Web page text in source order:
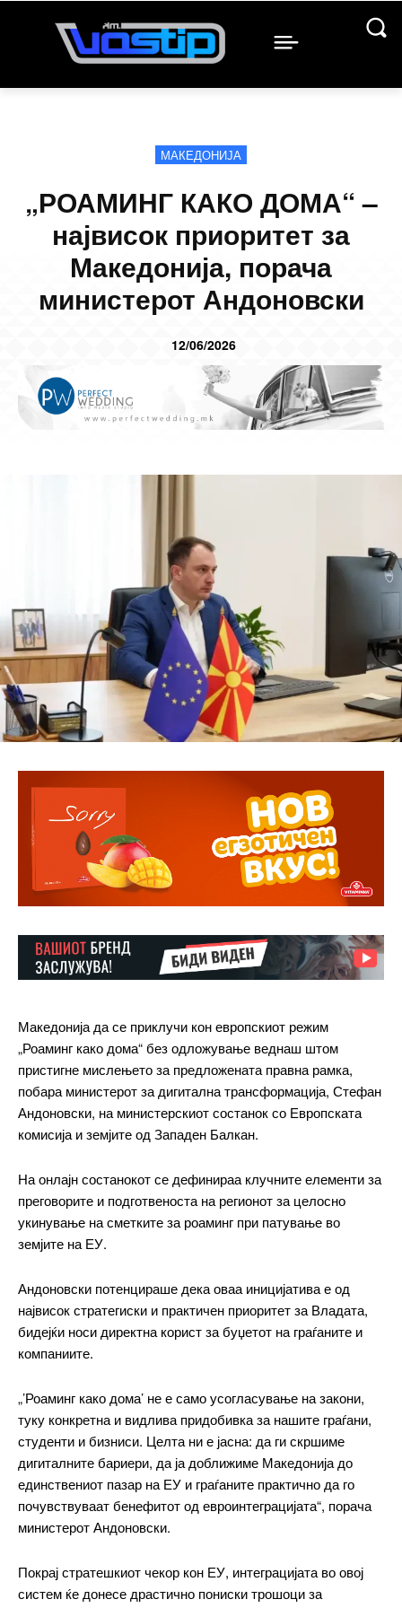
━ pricing plans
Free
бесплатно / forever
Included for free:
МАКЕДОНИЈА
„РОАМИНГ КАКО ДОМА“ –
највисок приоритет за
Македонија, порача
министерот Андоновски
12/06/2026
Македонија да се приклучи кон европскиот режим
„Роаминг како дома“ без одложување веднаш штом
пристигне мислењето за предложената правна рамка,
побара министерот за дигитална трансформација, Стефан
Андоновски, на министерскиот состанок со Европската
комисија и земјите од Западен Балкан.
На онлајн состанокот се дефинираа клучните елементи за
преговорите и подготвеноста на регионот за целосно
укинување на сметките за роаминг при патување во
земјите на ЕУ.
Андоновски потенцираше дека оваа иницијатива е од
највисок стратегиски и практичен приоритет за Владата,
бидејќи носи директна корист за буџетот на граѓаните и
компаниите.
„’Роаминг како дома’ не е само усогласување на закони,
туку конкретна и видлива придобивка за нашите граѓани,
студенти и бизниси. Целта ни е јасна: да ги скршиме
дигиталните бариери, да ја доближиме Македонија до
единствениот пазар на ЕУ и граѓаните практично да го
почувствуваат бенефитот од евроинтеграцијата“, порача
министерот Андоновски.
Покрај стратешкиот чекор кон ЕУ, интеграцијата во овој
систем ќе донесе драстично пониски трошоци за